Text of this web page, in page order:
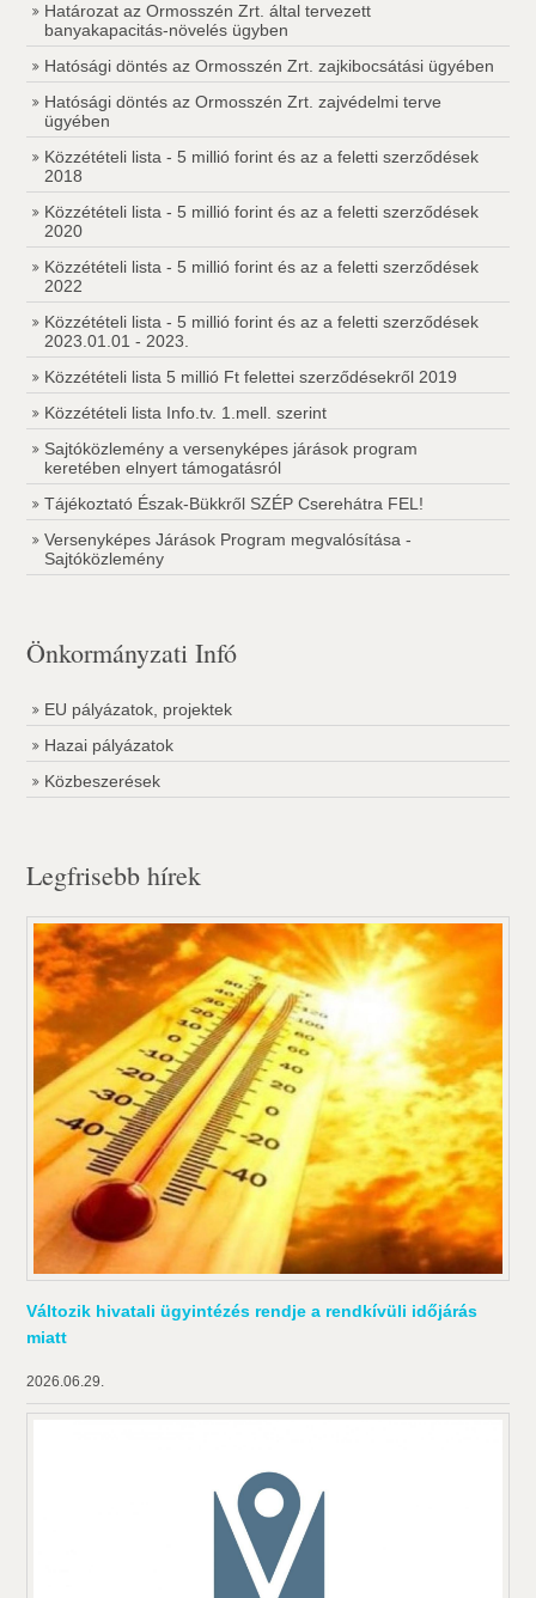
Határozat az Ormosszén Zrt. által tervezett
banyakapacitás-növelés ügyben
Hatósági döntés az Ormosszén Zrt. zajkibocsátási ügyében
Hatósági döntés az Ormosszén Zrt. zajvédelmi terve
ügyében
Közzétételi lista - 5 millió forint és az a feletti szerződések
2018
Közzétételi lista - 5 millió forint és az a feletti szerződések
2020
Közzétételi lista - 5 millió forint és az a feletti szerződések
2022
Közzétételi lista - 5 millió forint és az a feletti szerződések
2023.01.01 - 2023.
Közzétételi lista 5 millió Ft felettei szerződésekről 2019
Közzétételi lista Info.tv. 1.mell. szerint
Sajtóközlemény a versenyképes járások program
keretében elnyert támogatásról
Tájékoztató Észak-Bükkről SZÉP Cserehátra FEL!
Versenyképes Járások Program megvalósítása -
Sajtóközlemény
Önkormányzati Infó
EU pályázatok, projektek
Hazai pályázatok
Közbeszerések
Legfrisebb hírek
Változik hivatali ügyintézés rendje a rendkívüli időjárás
miatt
2026.06.29.